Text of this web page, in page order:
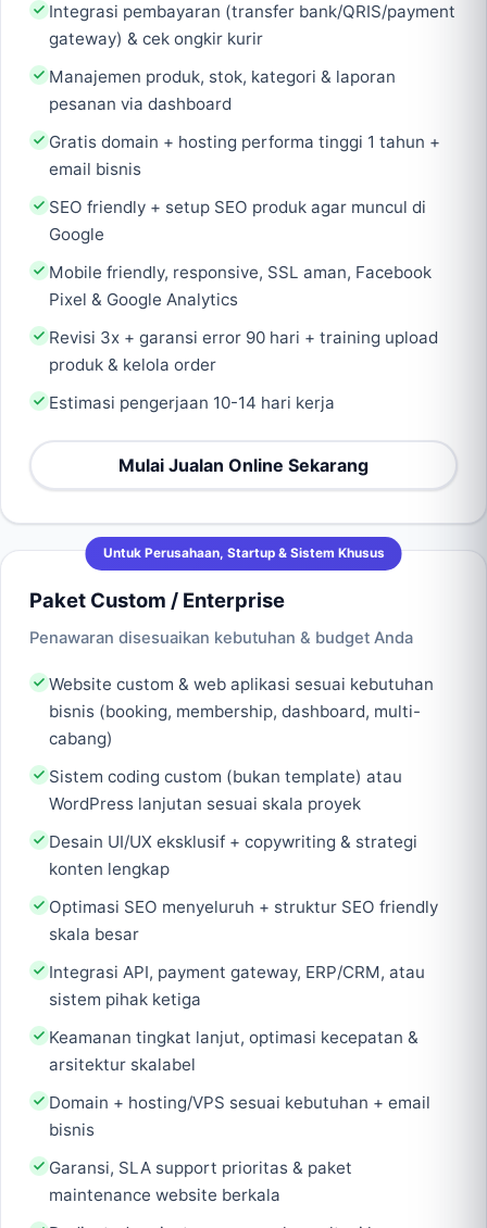
Integrasi pembayaran (transfer bank/QRIS/payment
gateway) & cek ongkir kurir
Manajemen produk, stok, kategori & laporan
pesanan via dashboard
Gratis domain + hosting performa tinggi 1 tahun +
email bisnis
SEO friendly + setup SEO produk agar muncul di
Google
Mobile friendly, responsive, SSL aman, Facebook
Pixel & Google Analytics
Revisi 3x + garansi error 90 hari + training upload
produk & kelola order
Estimasi pengerjaan 10-14 hari kerja
Mulai Jualan Online Sekarang
Untuk Perusahaan, Startup & Sistem Khusus
Paket Custom / Enterprise
Penawaran disesuaikan kebutuhan & budget Anda
Website custom & web aplikasi sesuai kebutuhan
bisnis (booking, membership, dashboard, multi-
cabang)
Sistem coding custom (bukan template) atau
WordPress lanjutan sesuai skala proyek
Desain UI/UX eksklusif + copywriting & strategi
konten lengkap
Optimasi SEO menyeluruh + struktur SEO friendly
skala besar
Integrasi API, payment gateway, ERP/CRM, atau
sistem pihak ketiga
Keamanan tingkat lanjut, optimasi kecepatan &
arsitektur skalabel
Domain + hosting/VPS sesuai kebutuhan + email
bisnis
Garansi, SLA support prioritas & paket
maintenance website berkala